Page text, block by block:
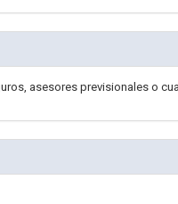
asesores previsionales o